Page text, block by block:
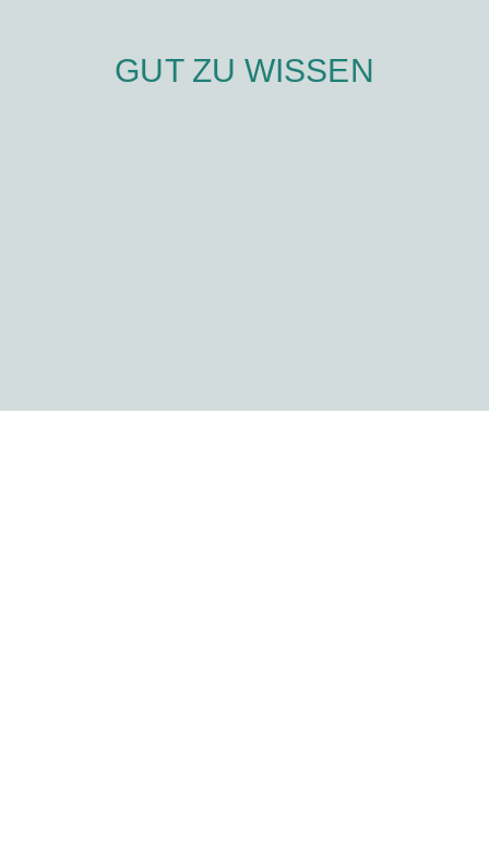
GUT ZU WISSEN